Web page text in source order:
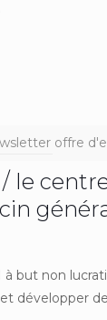
offre
le
à but non
développer